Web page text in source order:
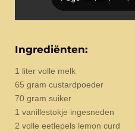
Ingrediënten:
1 liter volle melk
65 gram custardpoeder
70 gram suiker
1 vanillestokje ingesneden
2 volle eetlepels lemon curd